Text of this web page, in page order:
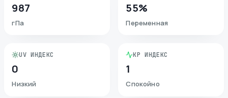
987
гПа
55%
Переменная
UV ИНДЕКС
0
Низкий
KP ИНДЕКС
1
Спокойно